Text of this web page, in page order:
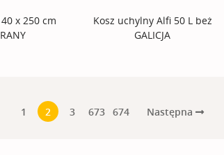
x 250 cm
Kosz uchylny Alfi 50 L beż
GALICJA
1 2 3 673 674 Następna